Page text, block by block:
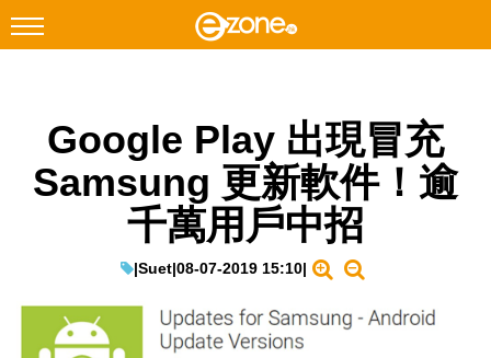
Facebook Instagram
科技焦點
教學評測
EduTech
Google Play 出現冒充
Samsung 更新軟件！逾
千萬用戶中招
|Suet|08-07-2019 15:10|